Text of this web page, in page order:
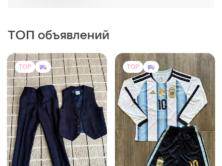
450 грн 1
Ted Baker
1390 грн 0
Adidas